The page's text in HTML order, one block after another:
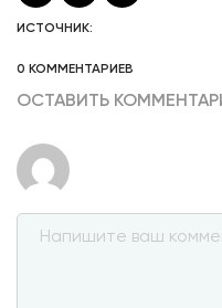
ИСТОЧНИК:
0 КОММЕНТАРИЕВ
ОСТАВИТЬ